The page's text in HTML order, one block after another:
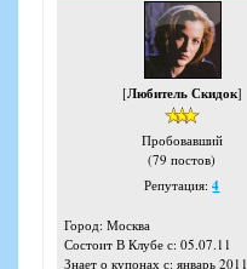
[Любитель Скидок]
Пробовавший
(79 постов)
Репутация:4
Город: Москва
Состоит В Клубе с: 05.07.11
Знает о купонах с: январь 2011